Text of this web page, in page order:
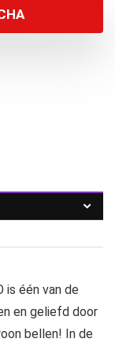
is één van de
en geliefd door
bellen! In de